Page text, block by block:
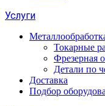
Услуги
Токарные
Фрезерная
Детали по
Доставка
Подбор